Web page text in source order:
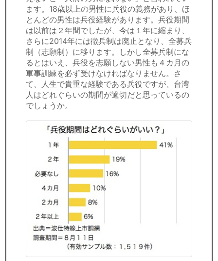
労務顧問
ＩＴ
飲食店情報
ます。18歳以上の男性に兵役の義務があり、ほ
とんどの男性は兵役経験があります。兵役期間
は以前は２年間でしたが、今は１年に縮まり、
さらに2014年には徴兵制は廃止となり、全募兵
制（志願制）に移ります。しかし全募兵制にな
るとはいえ、兵役を志願しない男性も４カ月の
軍事訓練を必ず受けなければなりません。さ
て、人生で貴重な経験である兵役ですが、台湾
人はどれぐらいの期間が適切だと思っているの
でしょうか。